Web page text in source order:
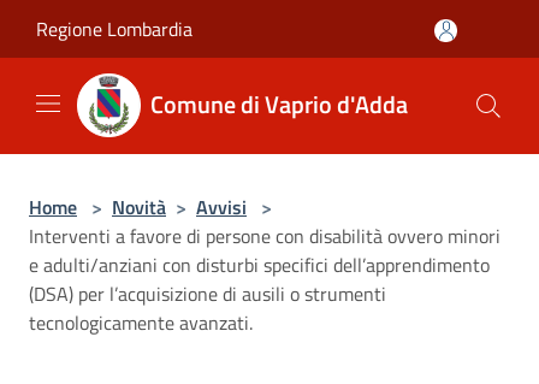
Regione Lombardia
Comune di Vaprio d'Adda
Home > Novità > Avvisi >
Interventi a favore di persone con disabilità ovvero minori
e adulti/anziani con disturbi specifici dell’apprendimento
(DSA) per l’acquisizione di ausili o strumenti
tecnologicamente avanzati.